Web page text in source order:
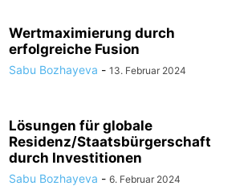
Wertmaximierung durch
erfolgreiche Fusion
Sabu Bozhayeva - 13. Februar 2024
Lösungen für globale
Residenz/Staatsbürgerschaft
durch Investitionen
Sabu Bozhayeva - 6. Februar 2024